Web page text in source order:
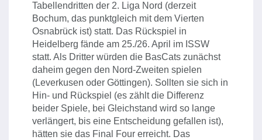
Tabellendritten der 2. Liga Nord (derzeit
Bochum, das punktgleich mit dem Vierten
Osnabrück ist) statt. Das Rückspiel in
Heidelberg fände am 25./26. April im ISSW
statt. Als Dritter würden die BasCats zunächst
daheim gegen den Nord-Zweiten spielen
(Leverkusen oder Göttingen). Sollten sie sich in
Hin- und Rückspiel (es zählt die Differenz
beider Spiele, bei Gleichstand wird so lange
verlängert, bis eine Entscheidung gefallen ist),
hätten sie das Final Four erreicht. Das